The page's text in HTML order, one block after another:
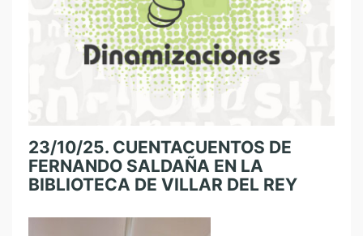
23/10/25. CUENTACUENTOS DE
FERNANDO SALDAÑA EN LA
BIBLIOTECA DE VILLAR DEL REY